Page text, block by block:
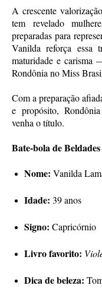
A crescente
tem revelado
preparadas para
Vanilda reforça essa
maturidade e carisma
Rondônia no Miss
Com a preparação
e propósito,
venha o título.
Bate-bola de
Nome: Vanilda
Idade: 39 anos
Signo: Capricórnio
Livro favorito:
Dica de beleza: